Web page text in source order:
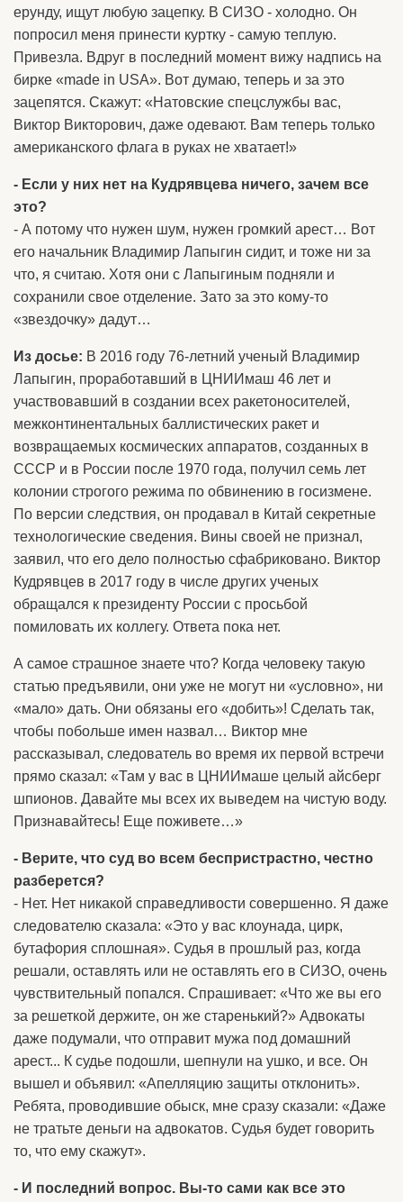
ерунду, ищут любую зацепку. В СИЗО - холодно. Он
попросил меня принести куртку - самую теплую.
Привезла. Вдруг в последний момент вижу надпись на
бирке «made in USA». Вот думаю, теперь и за это
зацепятся. Скажут: «Натовские спецслужбы вас,
Виктор Викторович, даже одевают. Вам теперь только
американского флага в руках не хватает!»
- Если у них нет на Кудрявцева ничего, зачем все
это?
- А потому что нужен шум, нужен громкий арест… Вот
его начальник Владимир Лапыгин сидит, и тоже ни за
что, я считаю. Хотя они с Лапыгиным подняли и
сохранили свое отделение. Зато за это кому-то
«звездочку» дадут…
Из досье: В 2016 году 76-летний ученый Владимир
Лапыгин, проработавший в ЦНИИмаш 46 лет и
участвовавший в создании всех ракетоносителей,
межконтинентальных баллистических ракет и
возвращаемых космических аппаратов, созданных в
СССР и в России после 1970 года, получил семь лет
колонии строгого режима по обвинению в госизмене.
По версии следствия, он продавал в Китай секретные
технологические сведения. Вины своей не признал,
заявил, что его дело полностью сфабриковано. Виктор
Кудрявцев в 2017 году в числе других ученых
обращался к президенту России с просьбой
помиловать их коллегу. Ответа пока нет.
А самое страшное знаете что? Когда человеку такую
статью предъявили, они уже не могут ни «условно», ни
«мало» дать. Они обязаны его «добить»! Сделать так,
чтобы побольше имен назвал… Виктор мне
рассказывал, следователь во время их первой встречи
прямо сказал: «Там у вас в ЦНИИмаше целый айсберг
шпионов. Давайте мы всех их выведем на чистую воду.
Признавайтесь! Еще поживете…»
- Верите, что суд во всем беспристрастно, честно
разберется?
- Нет. Нет никакой справедливости совершенно. Я даже
следователю сказала: «Это у вас клоунада, цирк,
бутафория сплошная». Судья в прошлый раз, когда
решали, оставлять или не оставлять его в СИЗО, очень
чувствительный попался. Спрашивает: «Что же вы его
за решеткой держите, он же старенький?» Адвокаты
даже подумали, что отправит мужа под домашний
арест... К судье подошли, шепнули на ушко, и все. Он
вышел и объявил: «Апелляцию защиты отклонить».
Ребята, проводившие обыск, мне сразу сказали: «Даже
не тратьте деньги на адвокатов. Судья будет говорить
то, что ему скажут».
- И последний вопрос. Вы-то сами как все это